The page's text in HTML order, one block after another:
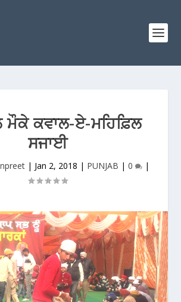
ਮੌਕੇ ਕਵਾਲ-ਏ-ਮਹਿਫ਼ਿਲ
ਸਜਾਈ
| Jan 2, 2018 | PUNJAB | 0 |